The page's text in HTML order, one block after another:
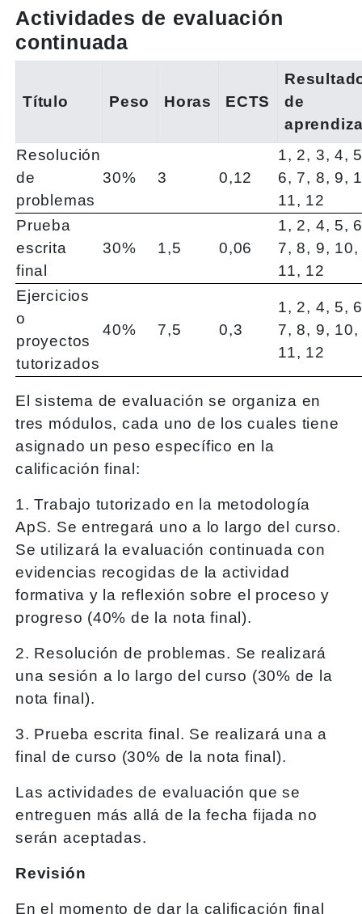
Actividades de evaluación
continuada
Título Peso Horas ECTS
de
Resolución
de
problemas
30% 3 0,12
1, 2, 3, 4,
6, 7, 8, 9,
11, 12
Prueba
escrita
final
30% 1,5 0,06
1, 2, 4, 5,
7, 8, 9, 10,
11, 12
Ejercicios
o
proyectos
tutorizados
40% 7,5 0,3
1, 2, 4, 5,
7, 8, 9, 10,
11, 12
El sistema de evaluación se organiza en
tres módulos, cada uno de los cuales tiene
asignado un peso específico en la
calificación final:
1. Trabajo tutorizado en la metodología
ApS. Se entregará uno a lo largo del curso.
Se utilizará la evaluación continuada con
evidencias recogidas de la actividad
formativa y la reflexión sobre el proceso y
progreso (40% de la nota final).
2. Resolución de problemas. Se realizará
una sesión a lo largo del curso (30% de la
nota final).
3. Prueba escrita final. Se realizará una a
final de curso (30% de la nota final).
Las actividades de evaluación que se
entreguen más allá de la fecha fijada no
serán aceptadas.
Revisión
En el momento de dar la calificación final